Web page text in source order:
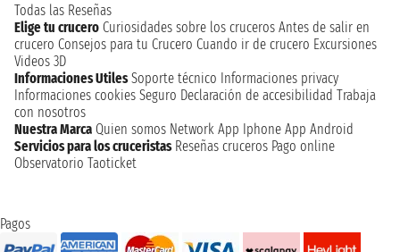
Todas las Reseñas
Elige tu crucero Curiosidades sobre los cruceros Antes de salir en
crucero Consejos para tu Crucero Cuando ir de crucero Excursiones
Videos 3D
Informaciones Utiles Soporte técnico Informaciones privacy
Informaciones cookies Seguro Declaración de accesibilidad Trabaja
con nosotros
Nuestra Marca Quien somos Network App Iphone App Android
Servicios para los cruceristas Reseñas cruceros Pago online
Observatorio Taoticket
Pagos